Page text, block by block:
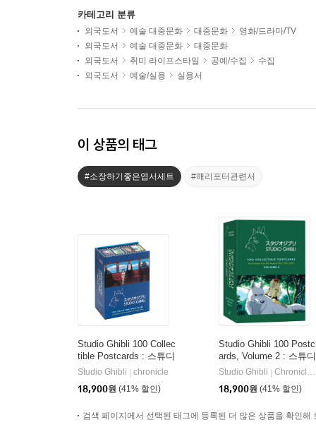
카테고리 분류
외국도서 예술 대중문화 대중문화
영화/드라마/TV
외국도서
예술 대중문화
대중문화
외국도서
취미 라이프스타일 공예/수집
수집
외국도서
예술/실용 실용서
이 상품의 태그
#소장하기좋은엽서세트 #해리포터관련서
Studio Ghibli 100 Collec
tible Postcards : 스튜디
오 지브리 엽서 100장
세트 (소장용 포스트 카
드 박스 세트)
Studio Ghibli
chronicle
18,900원 (41% 할인)
Studio Ghibli 100 Postc
ards, Volume 2 : 스튜디
오 지브리 엽서 100장
세트 2탄 (소장용 포스
카드 박스 세트)
Studio Ghibli
Chronicle Books
18,900원 (41% 할인)
검색 페이지에서 선택된 태그에 등록된 더 많은 상품을 확인해